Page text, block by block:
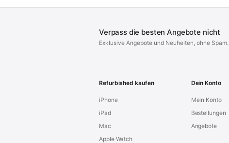
Verpass die besten Angebote nicht
Exklusive Angebote und Neuheiten, ohne Spam.
Refurbished kaufen
iPhone
iPad
Mac
Apple Watch
Dein Konto
Mein Konto
Bestellungen
Angebote